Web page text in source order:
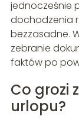
jednocześnie
dochodzenia
bezzasadne.
zebranie
faktów po
Co grozi
urlopu?